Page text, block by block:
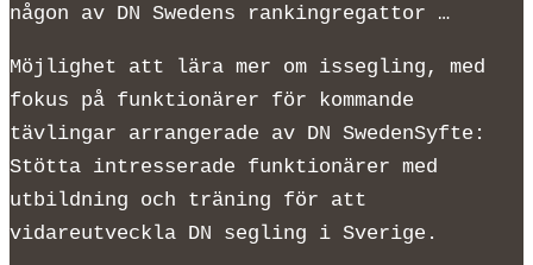
någon av DN Swedens rankingregattor …
Möjlighet att lära mer om issegling, med
fokus på funktionärer för kommande
tävlingar arrangerade av DN SwedenSyfte:
Stötta intresserade funktionärer med
utbildning och träning för att
vidareutveckla DN segling i Sverige.